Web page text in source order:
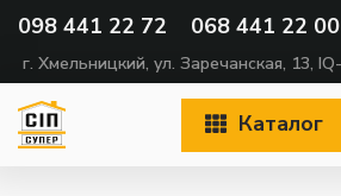
г. Хмельницкий, ул. Заречанская, 13,
098 441 22 72 068 441 22 00
Каталог